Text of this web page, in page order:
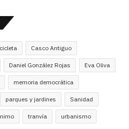
Casco Antiguo
Daniel González Rojas Eva Oliva
memoria democrática
parques y jardines Sanidad
tranvía urbanismo